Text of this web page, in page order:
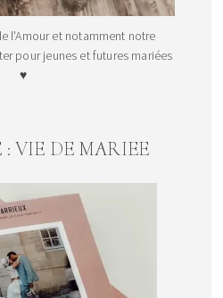
l'Amour et notamment notre
pour jeunes et futures mariées
♥
VIE DE MARIEE